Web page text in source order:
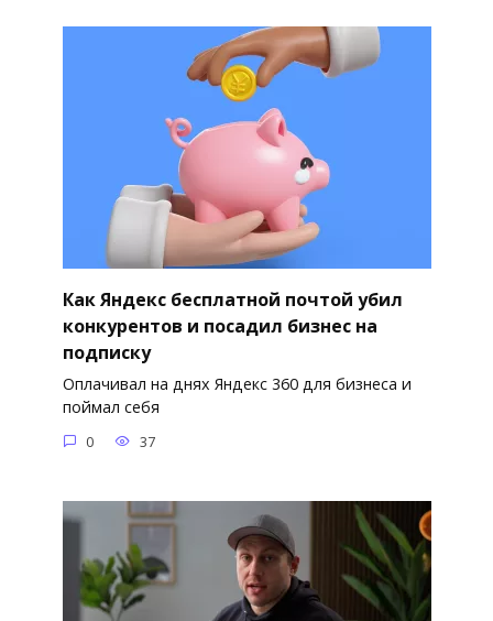
Как Яндекс бесплатной почтой убил
конкурентов и посадил бизнес на
подписку
Оплачивал на днях Яндекс 360 для бизнеса и
поймал себя
0 37